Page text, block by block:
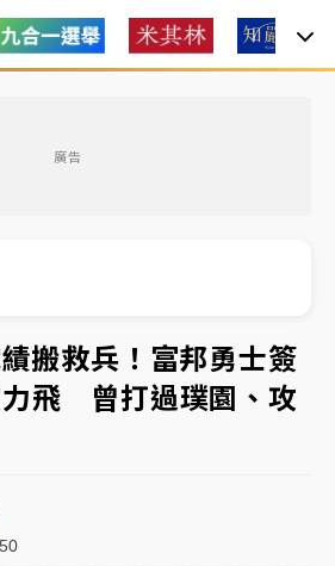
廣告
灘地停車場下午4時強制拖吊 中午
村今明2天「爸爸免費」 遠雄海洋
海！今明防劇烈降雨 東部高溫飆
！中部以北防豪雨 今晚、明天影
搬救兵！富邦勇士簽
力飛 曾打過璞園、攻